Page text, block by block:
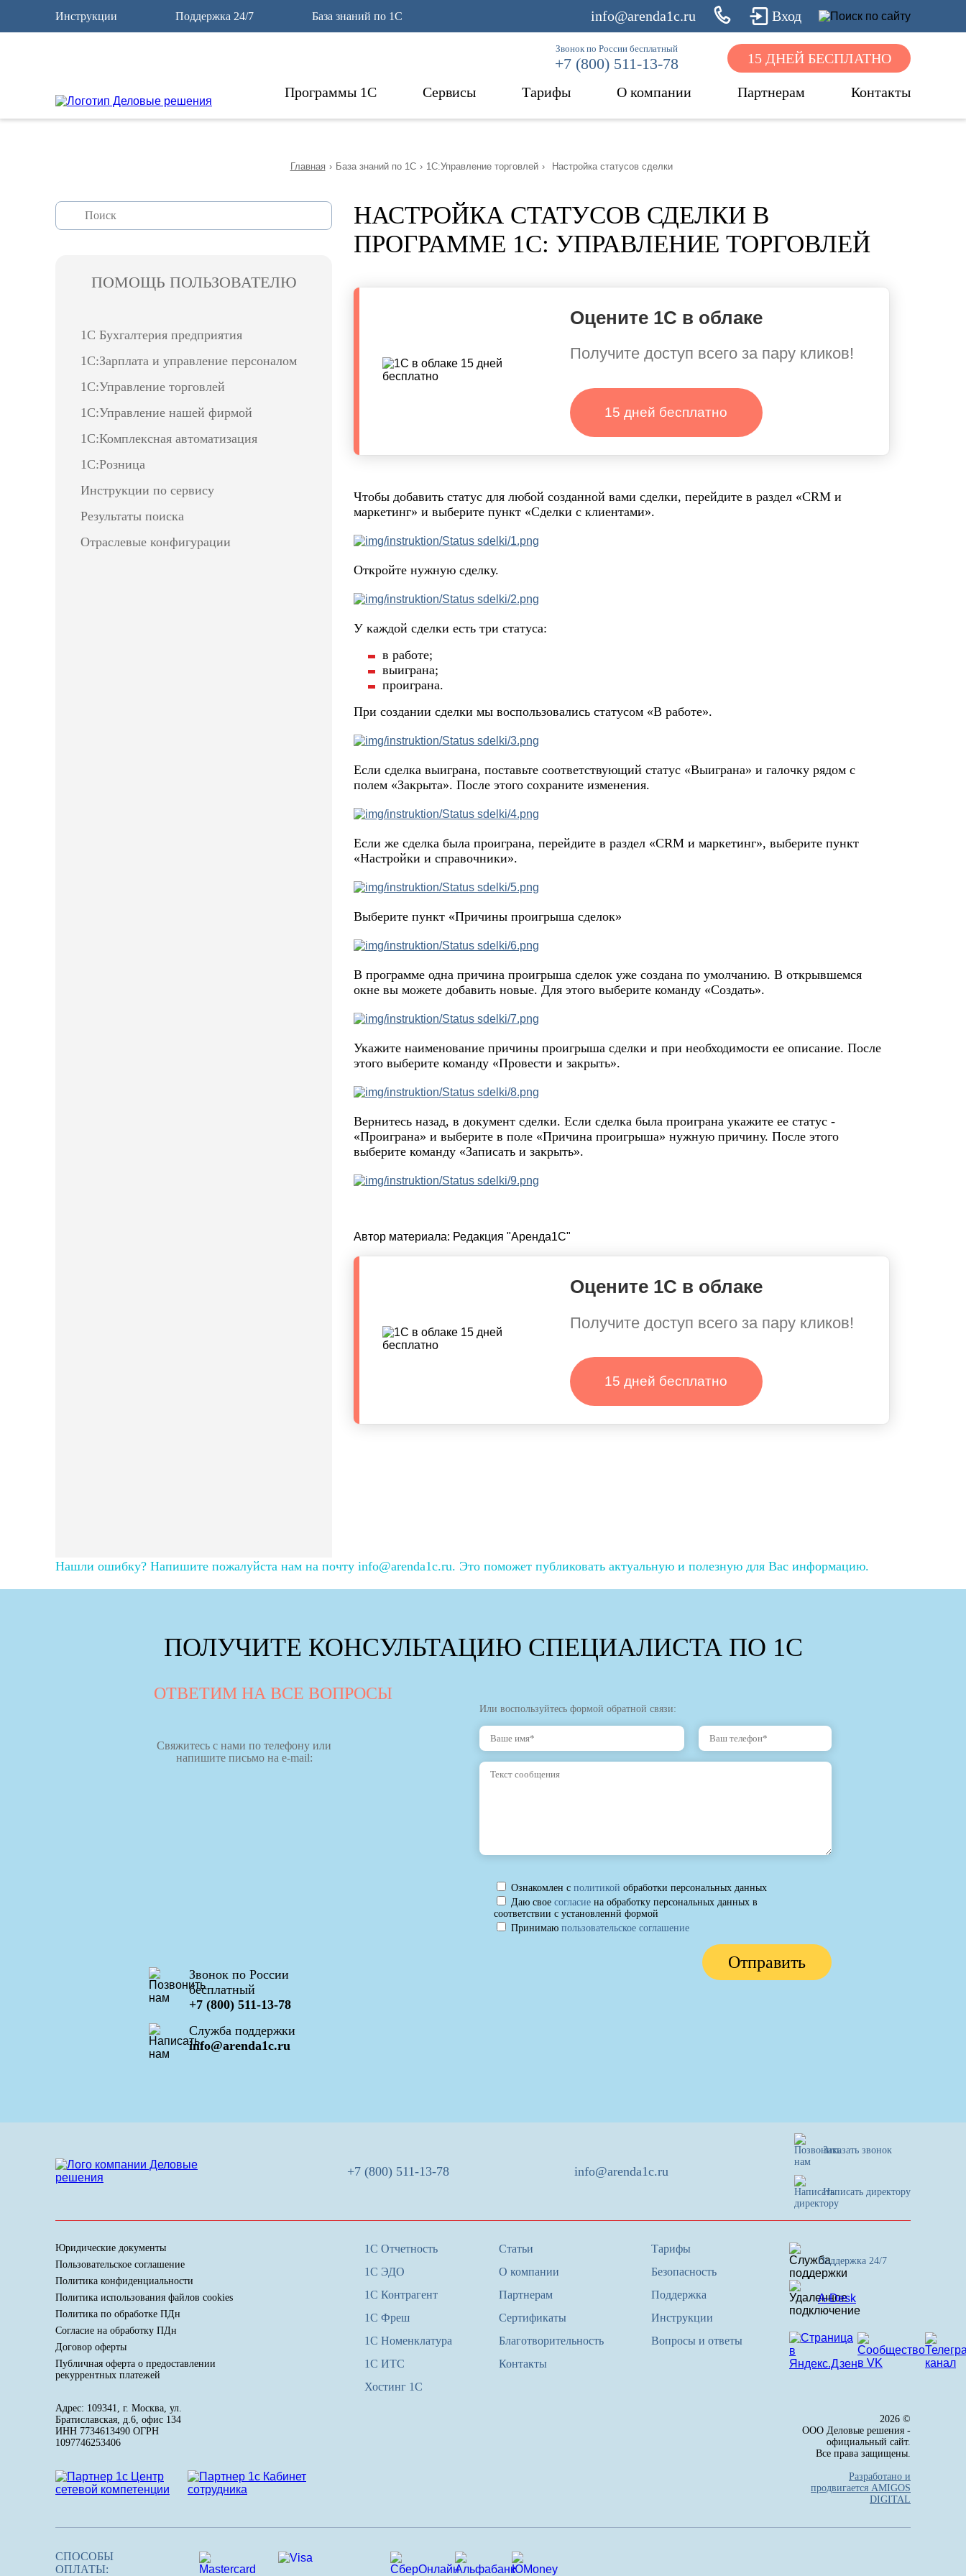
Инструкции Поддержка 24/7 База знаний по 1С info@arenda1c.ru Вход
Звонок по России бесплатный
+7 (800) 511-13-78 15 ДНЕЙ БЕСПЛАТНО
Программы 1С Сервисы Тарифы О компании Партнерам Контакты
Главная › База знаний по 1С › 1С:Управление торговлей › Настройка статусов сделки
ПОМОЩЬ ПОЛЬЗОВАТЕЛЮ
1С Бухгалтерия предприятия
1С:Зарплата и управление персоналом
1С:Управление торговлей
1С:Управление нашей фирмой
1С:Комплексная автоматизация
1С:Розница
Инструкции по сервису
Результаты поиска
Отраслевые конфигурации
НАСТРОЙКА СТАТУСОВ СДЕЛКИ В
ПРОГРАММЕ 1С: УПРАВЛЕНИЕ ТОРГОВЛЕЙ
Оцените 1С в облаке
Получите доступ всего за пару кликов!
15 дней бесплатно
Чтобы добавить статус для любой созданной вами сделки, перейдите в раздел «CRM и
маркетинг» и выберите пункт «Сделки с клиентами».
Откройте нужную сделку.
У каждой сделки есть три статуса:
в работе;
выиграна;
проиграна.
При создании сделки мы воспользовались статусом «В работе».
Если сделка выиграна, поставьте соответствующий статус «Выиграна» и галочку рядом с
полем «Закрыта». После этого сохраните изменения.
Если же сделка была проиграна, перейдите в раздел «CRM и маркетинг», выберите пункт
«Настройки и справочники».
Выберите пункт «Причины проигрыша сделок»
В программе одна причина проигрыша сделок уже создана по умолчанию. В открывшемся
окне вы можете добавить новые. Для этого выберите команду «Создать».
Укажите наименование причины проигрыша сделки и при необходимости ее описание. После
этого выберите команду «Провести и закрыть».
Вернитесь назад, в документ сделки. Если сделка была проиграна укажите ее статус -
«Проиграна» и выберите в поле «Причина проигрыша» нужную причину. После этого
выберите команду «Записать и закрыть».
Автор материала: Редакция "Аренда1С"
Оцените 1С в облаке
Получите доступ всего за пару кликов!
15 дней бесплатно
Нашли ошибку? Напишите пожалуйста нам на почту info@arenda1c.ru. Это поможет публиковать актуальную и полезную для Вас информацию.
ПОЛУЧИТЕ КОНСУЛЬТАЦИЮ СПЕЦИАЛИСТА ПО 1С
ОТВЕТИМ НА ВСЕ ВОПРОСЫ
Свяжитесь с нами по телефону или
напишите письмо на e-mail:
Звонок по России
бесплатный
+7 (800) 511-13-78
Служба поддержки
info@arenda1c.ru
Или воспользуйтесь формой обратной связи:
Ознакомлен с политикой обработки персональных данных
Даю свое согласие на обработку персональных данных в
соответствии с установленнй формой
Принимаю пользовательское соглашение
Отправить
+7 (800) 511-13-78 info@arenda1c.ru
Заказать звонок
Написать директору
Юридические документы
Пользовательское соглашение
Политика конфиденциальности
Политика использования файлов cookies
Политика по обработке ПДн
Cогласие на обработку ПДн
Договор оферты
Публичная оферта о предоставлении
рекуррентных платежей
Адрес: 109341, г. Москва, ул.
Братиславская, д.6, офис 134
ИНН 7734613490 ОГРН
1097746253406
1С Отчетность
1С ЭДО
1С Контрагент
1С Фреш
1С Номенклатура
1С ИТС
Хостинг 1С
Статьи
О компании
Партнерам
Сертификаты
Благотворительность
Контакты
Тарифы
Безопасность
Поддержка
Инструкции
Вопросы и ответы
Поддержка 24/7
A-Desk
2026 ©
ООО Деловые решения -
официальный сайт.
Все права защищены.
Разработано и
продвигается AMIGOS
DIGITAL
СПОСОБЫ
ОПЛАТЫ: